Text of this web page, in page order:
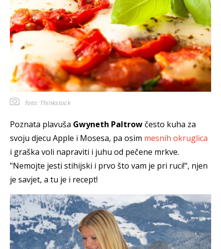
foto: Thinkstock
Poznata plavuša Gwyneth Paltrow često kuha za
svoju djecu Apple i Mosesa, pa osim mesnih okruglica
i graška voli napraviti i juhu od pečene mrkve.
"Nemojte jesti stihijski i prvo što vam je pri ruci!", njen
je savjet, a tu je i recept!